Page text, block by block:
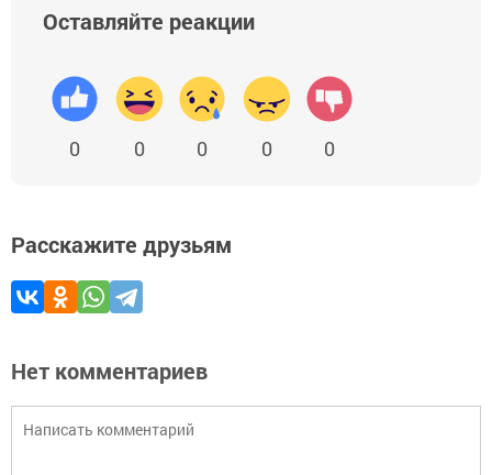
Оставляйте реакции
0 0 0 0 0
Расскажите друзьям
Нет комментариев